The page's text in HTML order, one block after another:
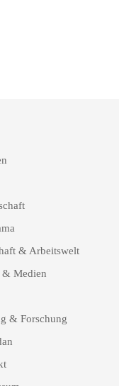
& Arbeitswelt
Medien
& Forschung